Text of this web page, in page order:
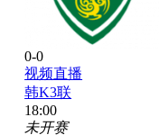
0-0
视频直播
韩K3联
18:00
未开赛